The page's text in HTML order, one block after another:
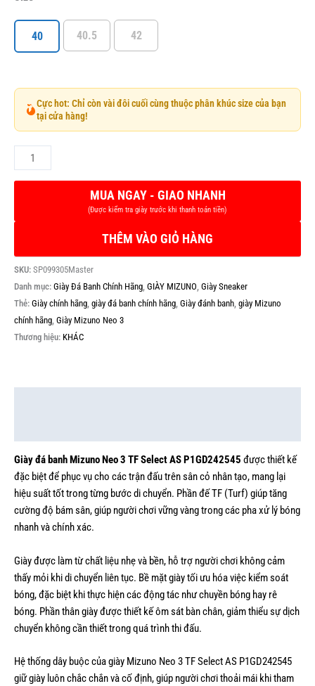
40 40.5 42
Cực hot: Chỉ còn vài đôi cuối cùng thuộc phân khúc size của bạn
tại cửa hàng!
THÊM VÀO GIỎ HÀNG
SKU: SP099305Master
Danh mục: Giày Đá Banh Chính Hãng, GIÀY MIZUNO, Giày Sneaker
Thẻ: Giày chính hãng, giày đá banh chính hãng, Giày đánh banh, giày Mizuno
chính hãng, Giày Mizuno Neo 3
Thương hiệu: KHÁC
Giày đá banh Mizuno Neo 3 TF Select AS P1GD242545 được thiết kế
đặc biệt để phục vụ cho các trận đấu trên sân cỏ nhân tạo, mang lại
hiệu suất tốt trong từng bước di chuyển. Phần đế TF (Turf) giúp tăng
cường độ bám sân, giúp người chơi vững vàng trong các pha xử lý bóng
nhanh và chính xác.
Giày được làm từ chất liệu nhẹ và bền, hỗ trợ người chơi không cảm
thấy mỏi khi di chuyển liên tục. Bề mặt giày tối ưu hóa việc kiểm soát
bóng, đặc biệt khi thực hiện các động tác như chuyền bóng hay rê
bóng. Phần thân giày được thiết kế ôm sát bàn chân, giảm thiểu sự dịch
chuyển không cần thiết trong quá trình thi đấu.
Hệ thống dây buộc của giày Mizuno Neo 3 TF Select AS P1GD242545
giữ giày luôn chắc chắn và cố định, giúp người chơi thoải mái khi tham